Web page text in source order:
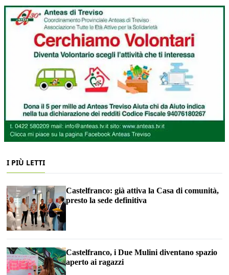
I PIÙ LETTI
Castelfranco: già attiva la Casa di comunità,
presto la sede definitiva
Castelfranco, i Due Mulini diventano spazio
aperto ai ragazzi